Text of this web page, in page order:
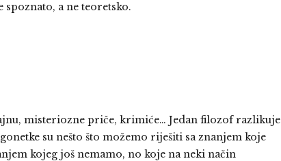
a ne teoretsko.
misteriozne priče, krimiće… Jedan filozof razlikuje
su nešto što možemo riješiti sa znanjem koje
kojeg još nemamo, no koje na neki način